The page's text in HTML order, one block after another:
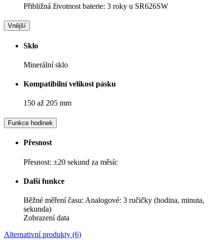
Přibližná životnost baterie: 3 roky u SR626SW
Vnější
Sklo
Minerální sklo
Kompatibilní velikost pásku
150 až 205 mm
Funkce hodinek
Přesnost
Přesnost: ±20 sekund za měsíc
Další funkce
Běžné měření času: Analogové: 3 ručičky (hodina, minuta,
sekunda)
Zobrazení data
Alternativní produkty (6)